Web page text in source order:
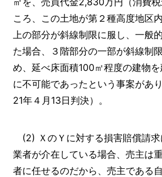
ころ、この土地が第２種高度地区
上の部分が斜線制限に服し、一般
た場合、３階部分の一部が斜線制
め、延べ床面積100㎡程度の建物
に不可能であったという事案があ
21年４月13日判決）。
(2) ＸのＹに対する損害賠償請求
業者が介在している場合、売主は
者に任せるのだから、売主である